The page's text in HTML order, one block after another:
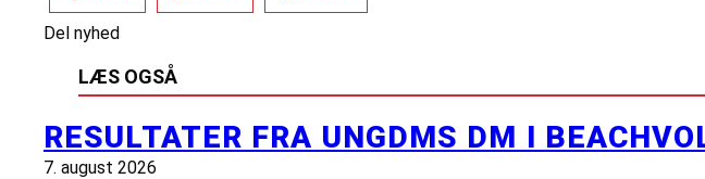
Del nyhed
LÆS OGSÅ
RESULTATER FRA UNGDMS DM I
7. august 2026